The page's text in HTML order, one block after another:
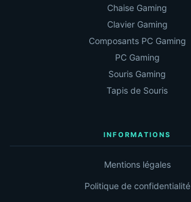
Chaise Gaming
Clavier Gaming
Composants PC Gaming
PC Gaming
Souris Gaming
Tapis de Souris
INFORMATIONS
Mentions légales
Politique de confidentialité